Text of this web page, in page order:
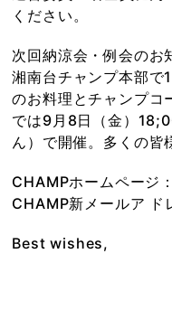
ください。
次回納涼会・例会のお
湘南台チャンプ本部
のお料理とチャンプコ
では9月8日（金）
ん）で開催。多くの皆
CHAMPホームペー
CHAMP新メールア
Best wishes,